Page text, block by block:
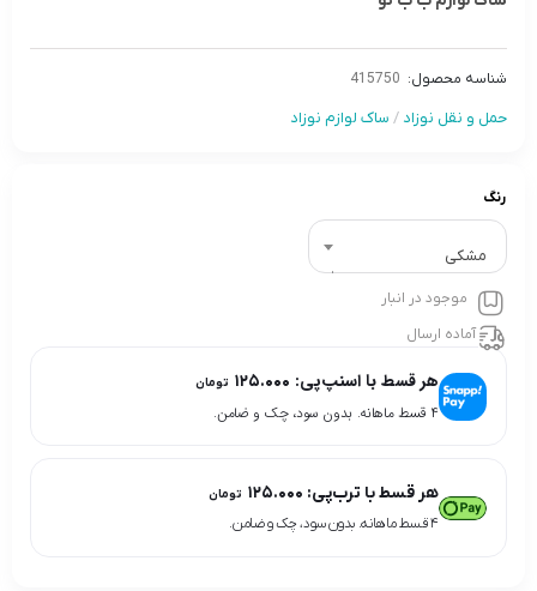
شناسه محصول: 415750
حمل و نقل نوزاد / ساک لوازم نوزاد
رنگ
مشکى
موجود در انبار
آماده ارسال
هر قسط با اسنپ‌پی: ۱۲۵.۰۰۰ تومان
۴ قسط ماهانه. بدون سود، چک و ضامن.
هر قسط با ترب‌پی: ۱۲۵.۰۰۰ تومان
۴ قسط ماهانه. بدون سود، چک و ضامن.